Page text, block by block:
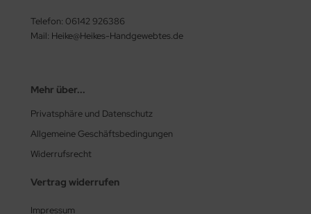
Telefon: 06142 926386
Mail: Heike@Heikes-Handgewebtes.de
Mehr über...
Privatsphäre und Datenschutz
Allgemeine Geschäftsbedingungen
Widerrufsrecht
Vertrag widerrufen
Impressum